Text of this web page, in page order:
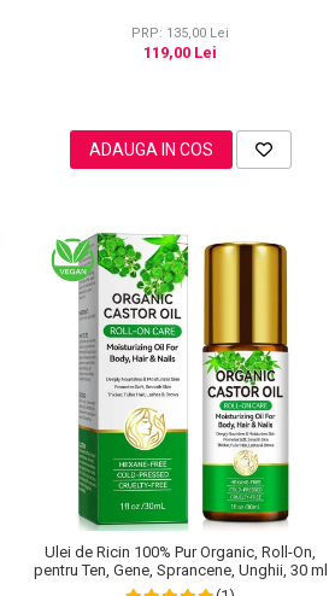
PRP: 135,00 Lei
119,00 Lei
ADAUGA IN COS
Ulei de Ricin 100% Pur Organic, Roll-On,
pentru Ten, Gene, Sprancene, Unghii, 30 ml